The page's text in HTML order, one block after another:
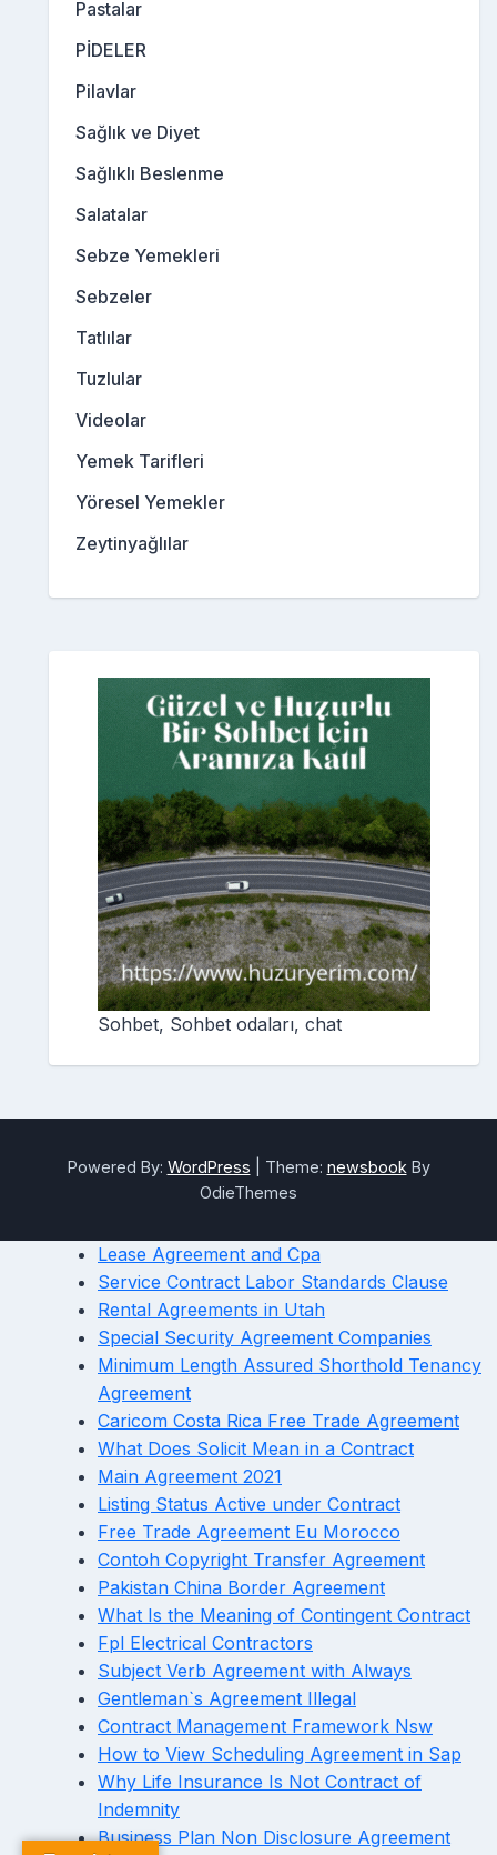
Pastalar
PİDELER
Pilavlar
Sağlık ve Diyet
Sağlıklı Beslenme
Salatalar
Sebze Yemekleri
Sebzeler
Tatlılar
Tuzlular
Videolar
Yemek Tarifleri
Yöresel Yemekler
Zeytinyağlılar
Sohbet, Sohbet odaları, chat
Powered By: WordPress Theme: newsbook By
OdieThemes
Lease Agreement and Cpa
Service Contract Labor Standards Clause
Rental Agreements in Utah
Special Security Agreement Companies
Minimum Length Assured Shorthold Tenancy
Agreement
Caricom Costa Rica Free Trade Agreement
What Does Solicit Mean in a Contract
Main Agreement 2021
Listing Status Active under Contract
Free Trade Agreement Eu Morocco
Contoh Copyright Transfer Agreement
Pakistan China Border Agreement
What Is the Meaning of Contingent Contract
Fpl Electrical Contractors
Subject Verb Agreement with Always
Gentleman`s Agreement Illegal
Contract Management Framework Nsw
How to View Scheduling Agreement in Sap
Why Life Insurance Is Not Contract of
Indemnity
Business Plan Non Disclosure Agreement